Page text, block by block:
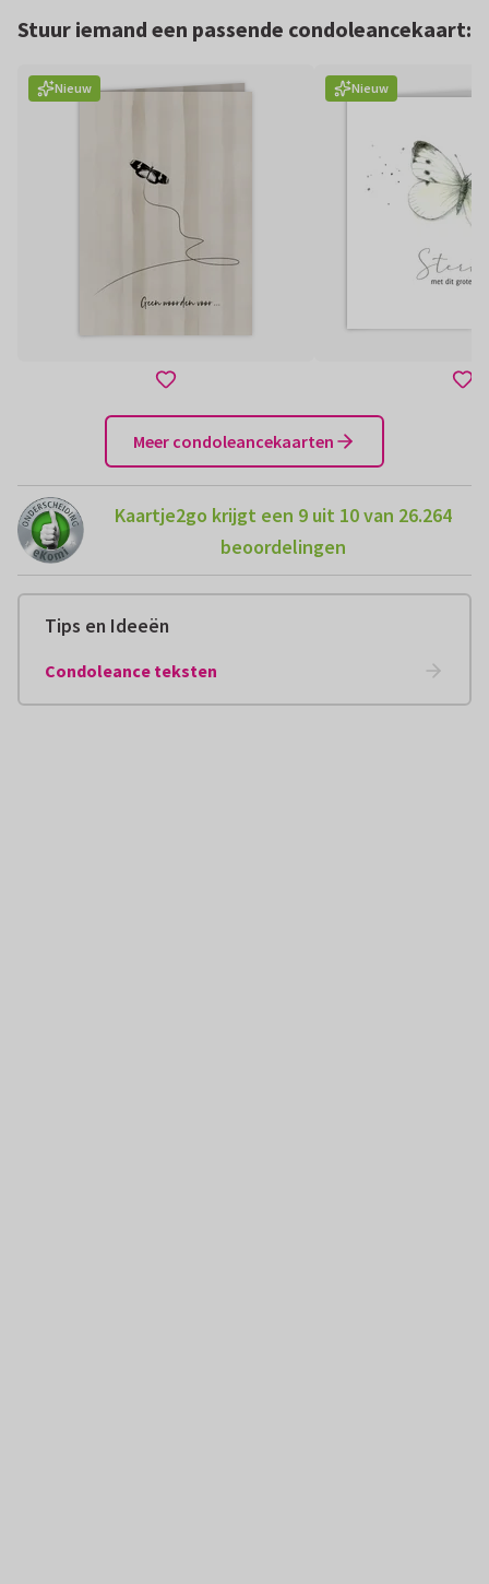
Stuur iemand een passende condoleancekaart:
Nieuw Nieuw
Meer condoleancekaarten
Kaartje2go krijgt een 9 uit 10 van 26.264
beoordelingen
Tips en Ideeën
Condoleance teksten